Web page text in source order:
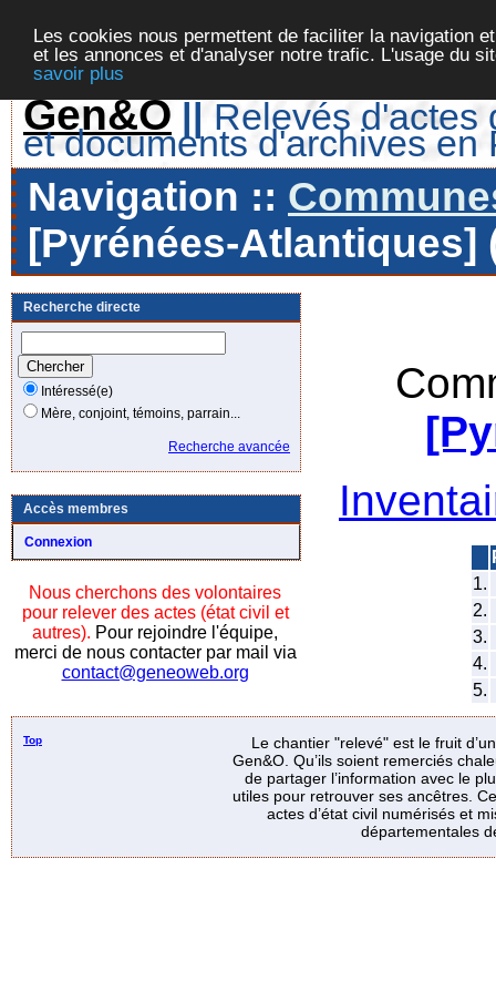
Les cookies nous permettent de faciliter la navigation
et les annonces et d'analyser notre trafic. L'usage du
savoir plus
Gen&O || Relevés d'actes
et documents d'archives en
Navigation ::
[Pyrénées-Atlantiques]
Recherche directe
Intéressé(e)
Mère, conjoint, témoins, parrain...
Recherche avancée
Accès membres
Connexion
Nous cherchons des volontaires
pour relever des actes (état civil et
autres). Pour rejoindre l'équipe,
merci de nous contacter par mail via
contact@geneoweb.org
1.
2.
3.
4.
5.
Top
Le chantier "relevé" est le fruit
Gen&O. Qu’ils soient remerciés
de partager l’information avec le
utiles pour retrouver ses ancêtres.
actes d’état civil numérisés et
départementales